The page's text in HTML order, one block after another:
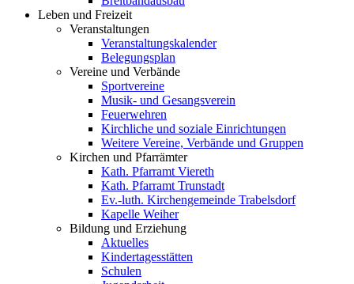
Leben und Freizeit
Veranstaltungen
Veranstaltungskalender
Belegungsplan
Vereine und Verbände
Sportvereine
Musik- und Gesangsverein
Feuerwehren
Kirchliche und soziale Einrichtungen
Weitere Vereine, Verbände und Gruppen
Kirchen und Pfarrämter
Kath. Pfarramt Viereth
Kath. Pfarramt Trunstadt
Ev.-luth. Kirchengemeinde Trabelsdorf
Kapelle Weiher
Bildung und Erziehung
Aktuelles
Kindertagesstätten
Schulen